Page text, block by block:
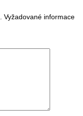
Vyžadované informace